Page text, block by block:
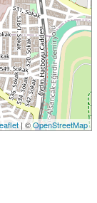
| ©OpenStreetMap